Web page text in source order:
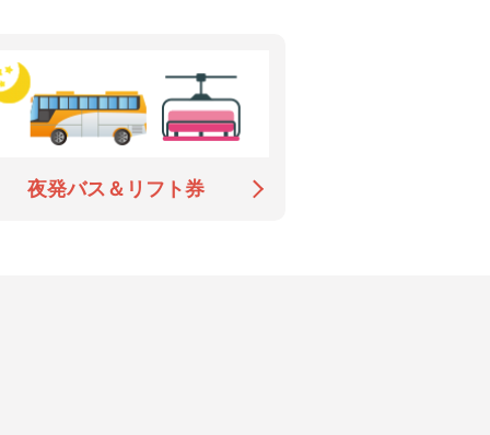
夜発バス＆リフト券